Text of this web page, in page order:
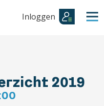
Inloggen
2019